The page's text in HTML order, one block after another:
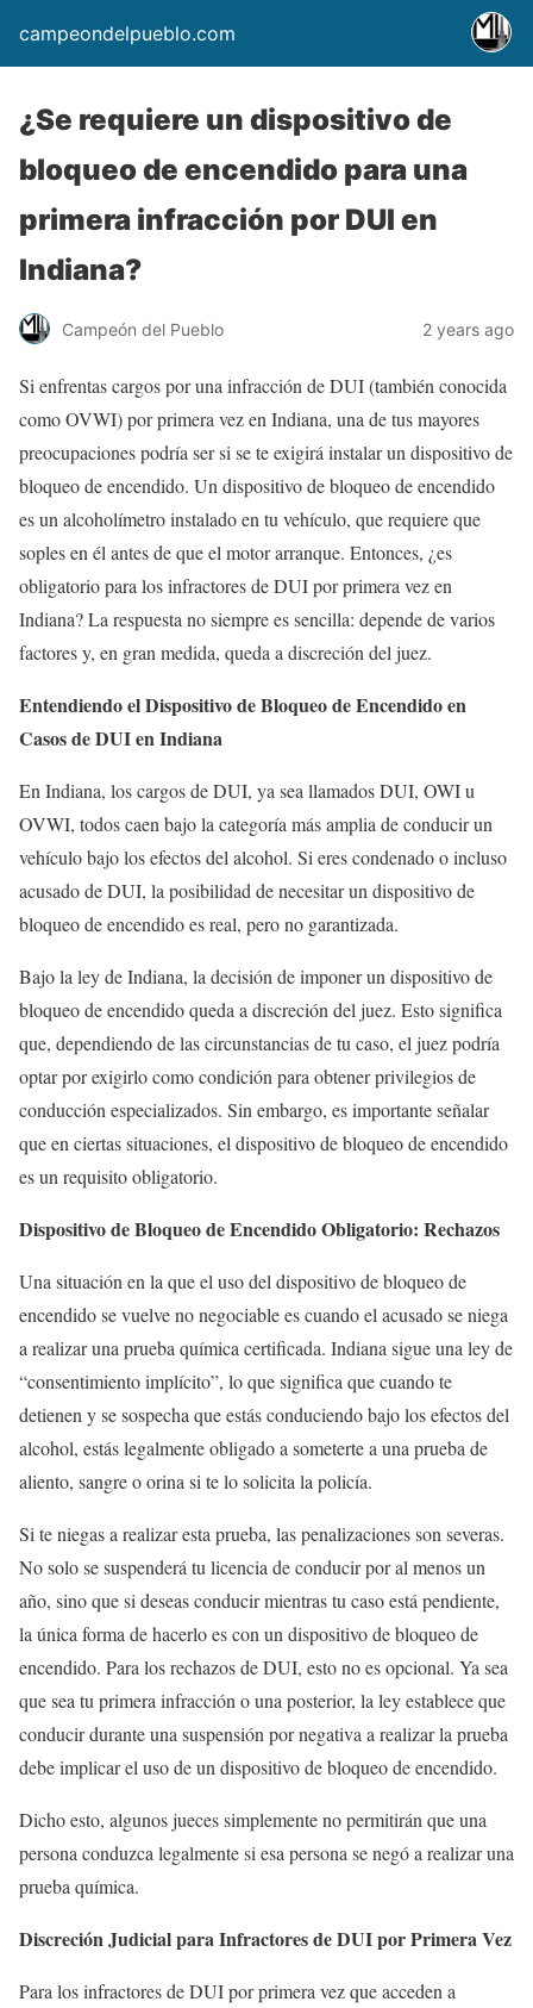
campeondelpueblo.com
¿Se requiere un dispositivo de
bloqueo de encendido para una
primera infracción por DUI en
Indiana?
Campeón del Pueblo 2 years ago
Si enfrentas cargos por una infracción de DUI (también conocida
como OVWI) por primera vez en Indiana, una de tus mayores
preocupaciones podría ser si se te exigirá instalar un dispositivo de
bloqueo de encendido. Un dispositivo de bloqueo de encendido
es un alcoholímetro instalado en tu vehículo, que requiere que
soples en él antes de que el motor arranque. Entonces, ¿es
obligatorio para los infractores de DUI por primera vez en
Indiana? La respuesta no siempre es sencilla: depende de varios
factores y, en gran medida, queda a discreción del juez.
Entendiendo el Dispositivo de Bloqueo de Encendido en
Casos de DUI en Indiana
En Indiana, los cargos de DUI, ya sea llamados DUI, OWI u
OVWI, todos caen bajo la categoría más amplia de conducir un
vehículo bajo los efectos del alcohol. Si eres condenado o incluso
acusado de DUI, la posibilidad de necesitar un dispositivo de
bloqueo de encendido es real, pero no garantizada.
Bajo la ley de Indiana, la decisión de imponer un dispositivo de
bloqueo de encendido queda a discreción del juez. Esto significa
que, dependiendo de las circunstancias de tu caso, el juez podría
optar por exigirlo como condición para obtener privilegios de
conducción especializados. Sin embargo, es importante señalar
que en ciertas situaciones, el dispositivo de bloqueo de encendido
es un requisito obligatorio.
Dispositivo de Bloqueo de Encendido Obligatorio: Rechazos
Una situación en la que el uso del dispositivo de bloqueo de
encendido se vuelve no negociable es cuando el acusado se niega
a realizar una prueba química certificada. Indiana sigue una ley de
“consentimiento implícito”, lo que significa que cuando te
detienen y se sospecha que estás conduciendo bajo los efectos del
alcohol, estás legalmente obligado a someterte a una prueba de
aliento, sangre o orina si te lo solicita la policía.
Si te niegas a realizar esta prueba, las penalizaciones son severas.
No solo se suspenderá tu licencia de conducir por al menos un
año, sino que si deseas conducir mientras tu caso está pendiente,
la única forma de hacerlo es con un dispositivo de bloqueo de
encendido. Para los rechazos de DUI, esto no es opcional. Ya sea
que sea tu primera infracción o una posterior, la ley establece que
conducir durante una suspensión por negativa a realizar la prueba
debe implicar el uso de un dispositivo de bloqueo de encendido.
Dicho esto, algunos jueces simplemente no permitirán que una
persona conduzca legalmente si esa persona se negó a realizar una
prueba química.
Discreción Judicial para Infractores de DUI por Primera Vez
Para los infractores de DUI por primera vez que acceden a